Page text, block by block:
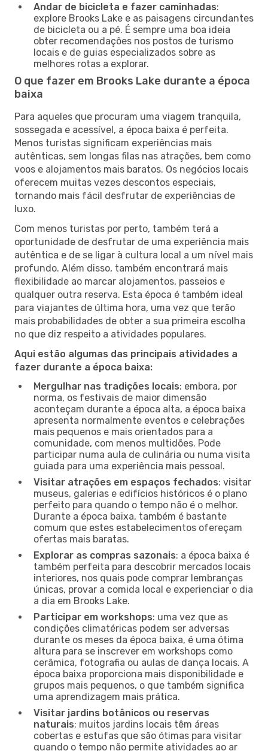
Andar de bicicleta e fazer caminhadas:
explore Brooks Lake e as paisagens circundantes
de bicicleta ou a pé. É sempre uma boa ideia
obter recomendações nos postos de turismo
locais e de guias especializados sobre as
melhores rotas a explorar.
O que fazer em Brooks Lake durante a época
baixa
Para aqueles que procuram uma viagem tranquila,
sossegada e acessível, a época baixa é perfeita.
Menos turistas significam experiências mais
autênticas, sem longas filas nas atrações, bem como
voos e alojamentos mais baratos. Os negócios locais
oferecem muitas vezes descontos especiais,
tornando mais fácil desfrutar de experiências de
luxo.
Com menos turistas por perto, também terá a
oportunidade de desfrutar de uma experiência mais
autêntica e de se ligar à cultura local a um nível mais
profundo. Além disso, também encontrará mais
flexibilidade ao marcar alojamentos, passeios e
qualquer outra reserva. Esta época é também ideal
para viajantes de última hora, uma vez que terão
mais probabilidades de obter a sua primeira escolha
no que diz respeito a atividades populares.
Aqui estão algumas das principais atividades a
fazer durante a época baixa:
Mergulhar nas tradições locais: embora, por
norma, os festivais de maior dimensão
aconteçam durante a época alta, a época baixa
apresenta normalmente eventos e celebrações
mais pequenos e mais orientados para a
comunidade, com menos multidões. Pode
participar numa aula de culinária ou numa visita
guiada para uma experiência mais pessoal.
Visitar atrações em espaços fechados: visitar
museus, galerias e edifícios históricos é o plano
perfeito para quando o tempo não é o melhor.
Durante a época baixa, também é bastante
comum que estes estabelecimentos ofereçam
ofertas mais baratas.
Explorar as compras sazonais: a época baixa é
também perfeita para descobrir mercados locais
interiores, nos quais pode comprar lembranças
únicas, provar a comida local e experienciar o dia
a dia em Brooks Lake.
Participar em workshops: uma vez que as
condições climatéricas podem ser adversas
durante os meses da época baixa, é uma ótima
altura para se inscrever em workshops como
cerâmica, fotografia ou aulas de dança locais. A
época baixa proporciona mais disponibilidade e
grupos mais pequenos, o que também significa
uma aprendizagem mais prática.
Visitar jardins botânicos ou reservas
naturais: muitos jardins locais têm áreas
cobertas e estufas que são ótimas para visitar
quando o tempo não permite atividades ao ar